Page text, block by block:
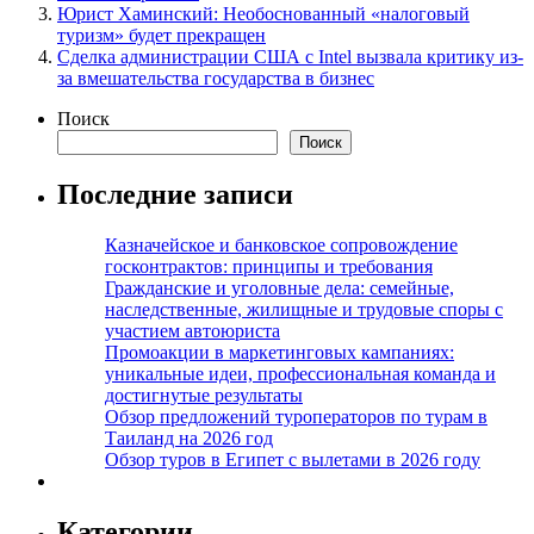
Юрист Хаминский: Необоснованный «налоговый
туризм» будет прекращен
Сделка администрации США с Intel вызвала критику из-
за вмешательства государства в бизнес
Поиск
Поиск
Последние записи
Казначейское и банковское сопровождение
госконтрактов: принципы и требования
Гражданские и уголовные дела: семейные,
наследственные, жилищные и трудовые споры с
участием автоюриста
Промоакции в маркетинговых кампаниях:
уникальные идеи, профессиональная команда и
достигнутые результаты
Обзор предложений туроператоров по турам в
Таиланд на 2026 год
Обзор туров в Египет с вылетами в 2026 году